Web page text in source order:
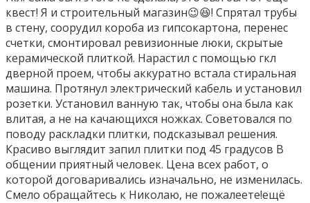
квест! Я и строительный магазин😉😆! Спрятал трубы
в стену, соорудил короба из гипсокартона, перенес
счетки, смонтировал ревизионные люки, скрытые
керамической плиткой. Нарастил с помощью гкл
дверной проем, чтобы аккуратно встала стиральная
машина. Протянул электрический кабель и установил
розетки. Установил ванную так, чтобы она была как
влитая, а не на качающихся ножках. Советовался по
поводу раскладки плитки, подсказывал решения.
Красиво выглядит запил плитки под 45 градусов В
общении приятный человек. Цена всех работ, о
которой договаривались изначально, не изменилась.
Смело обращайтесь к Николаю, не пожалеете!ещё